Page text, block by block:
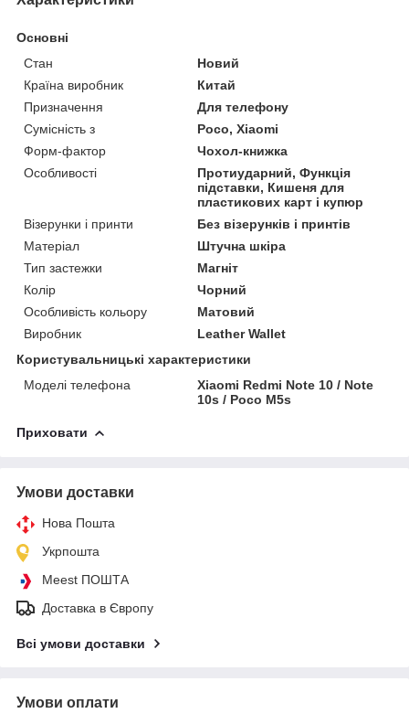
Основні
Стан
Новий
Країна виробник
Китай
Призначення
Для телефону
Сумісність з
Poco, Xiaomi
Форм-фактор
Чохол-книжка
Особливості
Протиударний, Функція
підставки, Кишеня для
пластикових карт і купюр
Візерунки і принти
Без візерунків і принтів
Матеріал
Штучна шкіра
Тип застежки
Магніт
Колір
Чорний
Особливість кольору
Матовий
Виробник
Leather Wallet
Користувальницькі характеристики
Моделі телефона
Xiaomi Redmi Note 10 / Note
10s / Poco M5s
Приховати
Умови доставки
Нова Пошта
Укрпошта
Meest ПОШТА
Доставка в Європу
Всі умови доставки
Умови оплати